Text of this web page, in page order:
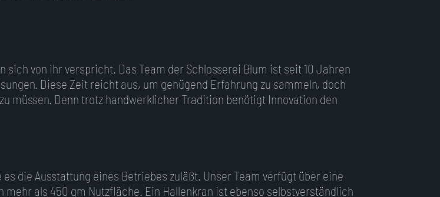
von ihr verspricht. Das Team der Schlosserei Blum ist seit 10 Jahren
Diese Zeit reicht aus, um genügend Erfahrung zu sammeln, doch
müssen. Denn trotz handwerklicher Tradition benötigt Innovation den
die Ausstattung eines Betriebes zuläßt. Unser Team verfügt über eine
als 450 qm Nutzfläche. Ein Hallenkran ist ebenso selbstverständlich